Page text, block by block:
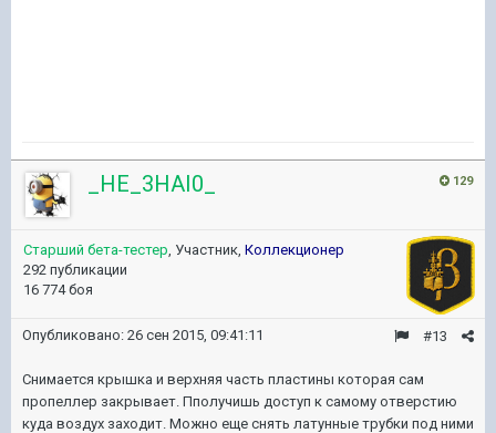
129
_HE_3HAI0_
Старший бета-тестер, Участник, Коллекционер
292 публикации
16 774 боя
#13
Опубликовано: 26 сен 2015, 09:41:11
Снимается крышка и верхняя часть пластины которая сам
пропеллер закрывает. Пполучишь доступ к самому отверстию
куда воздух заходит. Можно еще снять латунные трубки под ними